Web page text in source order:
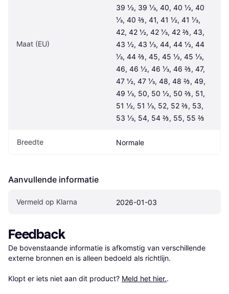
Maat (EU)
39 ½, 39 ⅓, 40, 40 ½, 40
⅓, 40 ⅔, 41, 41 ½, 41 ⅓,
42, 42 ½, 42 ⅓, 42 ⅔, 43,
43 ½, 43 ⅓, 44, 44 ½, 44
⅓, 44 ⅔, 45, 45 ½, 45 ⅓,
46, 46 ½, 46 ⅓, 46 ⅔, 47,
47 ½, 47 ⅓, 48, 48 ⅔, 49,
49 ⅓, 50, 50 ½, 50 ⅔, 51,
51 ½, 51 ⅓, 52, 52 ⅔, 53,
53 ⅓, 54, 54 ⅔, 55, 55 ⅔
Breedte Normale
Aanvullende informatie
Vermeld op Klarna 2026-01-03
Feedback
De bovenstaande informatie is afkomstig van verschillende
externe bronnen en is alleen bedoeld als richtlijn.
Klopt er iets niet aan dit product? Meld het hier..